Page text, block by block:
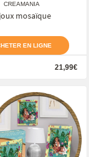
CREAMANIA
mosaïque
EN LIGNE
21,99€